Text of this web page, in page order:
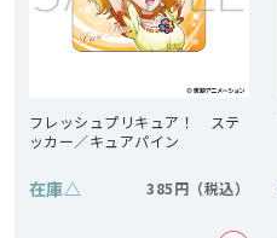
フレッシュプリキュア！ ステ
ッカー／キュアパイン
在庫△ 385円